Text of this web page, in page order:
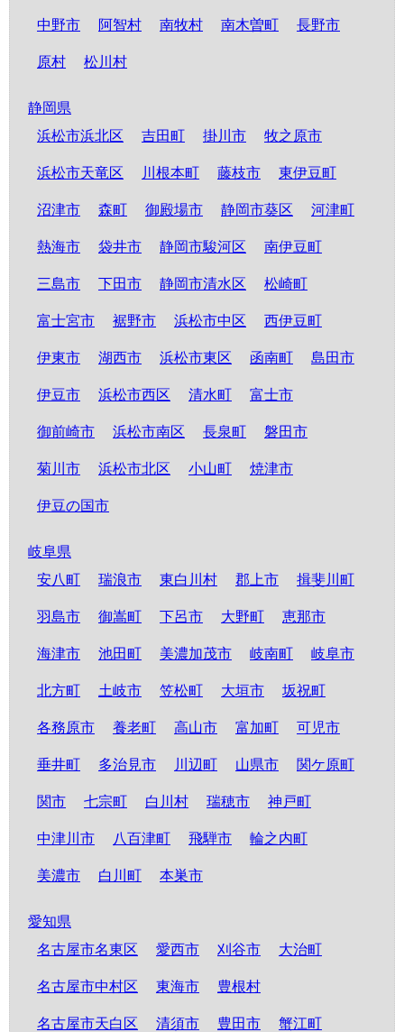
中野市 阿智村 南牧村 南木曽町 長野市
原村 松川村
静岡県
浜松市浜北区
吉田町 掛川市 牧之原市
浜松市天竜区 川根本町 藤枝市 東伊豆町
沼津市 森町 御殿場市 静岡市葵区 河津町
熱海市 袋井市 静岡市駿河区 南伊豆町
三島市 下田市 静岡市清水区 松崎町
富士宮市 裾野市 浜松市中区 西伊豆町
伊東市 湖西市 浜松市東区 函南町 島田市
伊豆市 浜松市西区 清水町 富士市
御前崎市 浜松市南区 長泉町 磐田市
菊川市 浜松市北区 小山町 焼津市
伊豆の国市
岐阜県
安八町
瑞浪市 東白川村 郡上市 揖斐川町
羽島市 御嵩町 下呂市 大野町 恵那市
海津市 池田町 美濃加茂市 岐南町 岐阜市
北方町 土岐市 笠松町 大垣市 坂祝町
各務原市 養老町 高山市 富加町 可児市
垂井町 多治見市 川辺町 山県市 関ケ原町
関市 七宗町 白川村 瑞穂市 神戸町
中津川市 八百津町 飛騨市 輪之内町
美濃市 白川町 本巣市
愛知県
名古屋市名東区
愛西市 刈谷市 大治町
名古屋市中村区 東海市 豊根村
名古屋市天白区 清須市 豊田市 蟹江町